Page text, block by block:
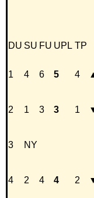
DU SU FU UPL TP
1 4 6 5 4
2 1 3 3 1
3 NY
4 2 4 4 2